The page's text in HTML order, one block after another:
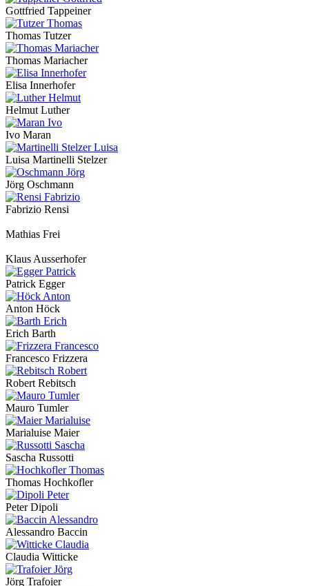
Gottfried Tappeiner
Thomas Tutzer
Thomas Mariacher
Elisa Innerhofer
Helmut Luther
Ivo Maran
Luisa Martinelli Stelzer
Jörg Oschmann
Fabrizio Rensi
Mathias Frei
Klaus Ausserhofer
Patrick Egger
Anton Höck
Erich Barth
Francesco Frizzera
Robert Rebitsch
Mauro Tumler
Marialuise Maier
Sascha Russotti
Thomas Hochkofler
Peter Dipoli
Alessandro Baccin
Claudia Witticke
Jörg Trafoier